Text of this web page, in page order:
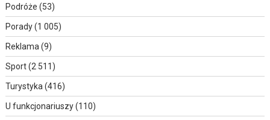
Podróże (53)
Porady(1 005)
Reklama(9)
Sport(2 511)
Turystyka(416)
U funkcjonariuszy(110)